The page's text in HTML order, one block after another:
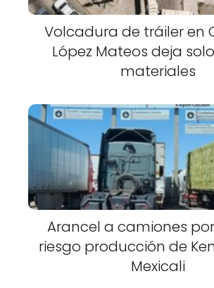
Volcadura de tráiler en
López Mateos deja
materiales
Arancel a camiones
riesgo producción de
Mexicali